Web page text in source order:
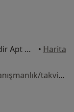
Bağdat Cad, Suadiye, Selvili Sk. Sedir Apt No: 1 Kat: 3, İstanbul • Harita
Bu uzman ilgili adres için online danışmanlık/takvim sunmuyor.